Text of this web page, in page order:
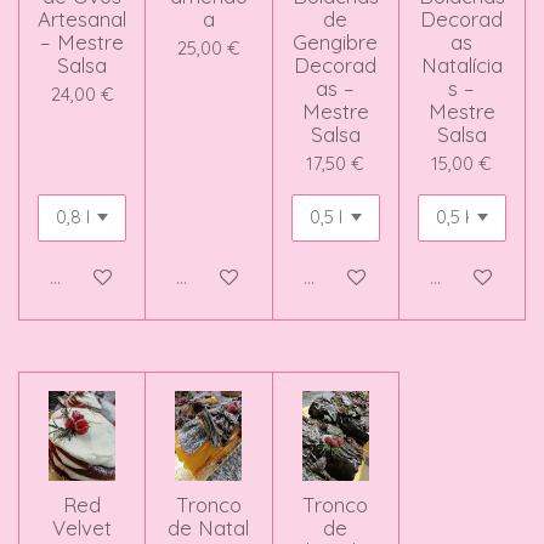
Artesanal
– Mestre
Salsa
24,00 €
Adicionar ao carrinho
a
25,00 €
Adicionar ao carrinho
de
Gengibre
Decorad
as –
Mestre
Salsa
17,50 €
Adicionar ao carrinho
Decorad
as
Natalícia
s –
Mestre
Salsa
15,00 €
Adicionar ao
Red
Velvet
Tronco
de Natal
Tronco
de